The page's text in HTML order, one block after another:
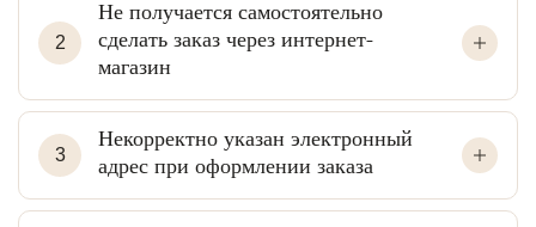
2
Не получается самостоятельно
сделать заказ через интернет-
магазин
3
Некорректно указан электронный
адрес при оформлении заказа